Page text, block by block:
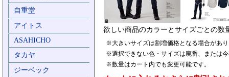
自重堂
アイトス
ASAHICHO
タカヤ
ジーベック
欲しい商品のカラーとサイズごとの数
※大きいサイズは割増価格となる場合があ
※選択できない色・サイズは廃番、または
※数量はカート内でも変更可能です。